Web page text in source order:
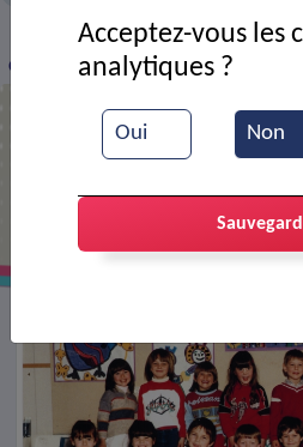
> VIE MUNICIPALE >
Classe grands de l'école Pasteur
Oui Non
Acceptez-vous les
analytiques ?